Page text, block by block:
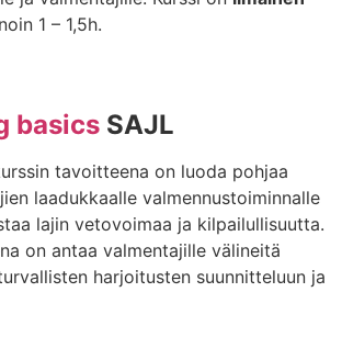
1 – 1,5h.
basics SAJL
tavoitteena on luoda pohjaa
laadukkaalle valmennustoiminnalle
lajin vetovoimaa ja kilpailullisuutta.
on antaa valmentajille välineitä
harjoitusten suunnitteluun ja